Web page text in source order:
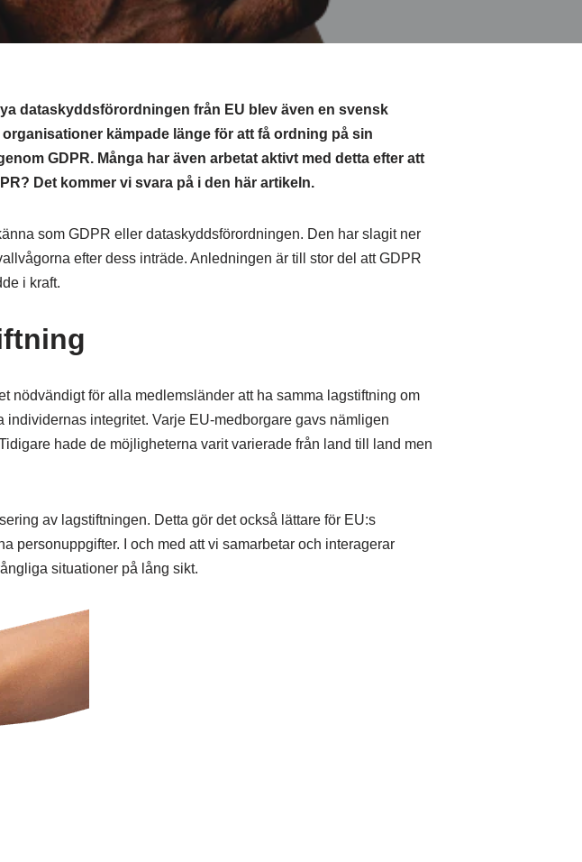
dataskyddsförordningen från EU blev även en svensk
kämpade länge för att få ordning på sin
GDPR. Många har även arbetat aktivt med detta efter att
Det kommer vi svara på i den här artikeln.
som GDPR eller dataskyddsförordningen. Den har slagit ner
efter dess inträde. Anledningen är till stor del att GDPR
i kraft.
nödvändigt för alla medlemsländer att ha samma lagstiftning om
integritet. Varje EU-medborgare gavs nämligen
hade de möjligheterna varit varierade från land till land men
av lagstiftningen. Detta gör det också lättare för EU:s
personuppgifter. I och med att vi samarbetar och interagerar
situationer på lång sikt.